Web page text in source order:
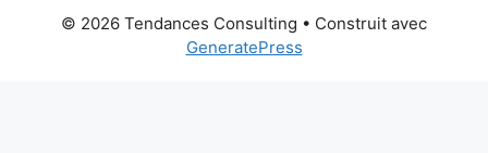
© 2026 Tendances Consulting • Construit avec
GeneratePress